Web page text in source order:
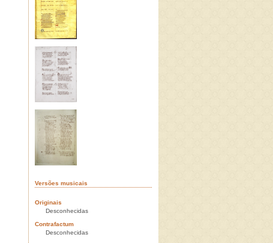
Versões musicais
Originais
Desconhecidas
Contrafactum
Desconhecidas